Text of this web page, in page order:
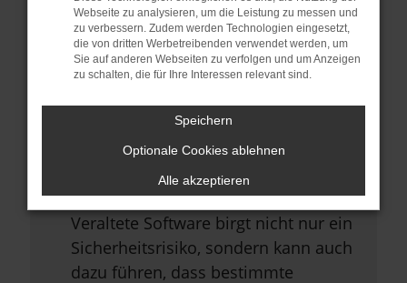
privaten Fenster?
Starte dein Gerät neu.
Das kann manchmal helfen,
Stelle sicher, dass dein Browser
und dein Betriebssystem auf dem
neuesten Stand sind.
Veraltete Software birgt nicht nur ein
Sicherheitsrisiko, sondern kann auch
dazu führen, dass bestimmte
Webseite zu analysieren, um die Leistung zu messen und
zu verbessern. Zudem werden Technologien eingesetzt,
die von dritten Werbetreibenden verwendet werden, um
Sie auf anderen Webseiten zu verfolgen und um Anzeigen
zu schalten, die für Ihre Interessen relevant sind.
Speichern
Optionale Cookies ablehnen
Alle akzeptieren